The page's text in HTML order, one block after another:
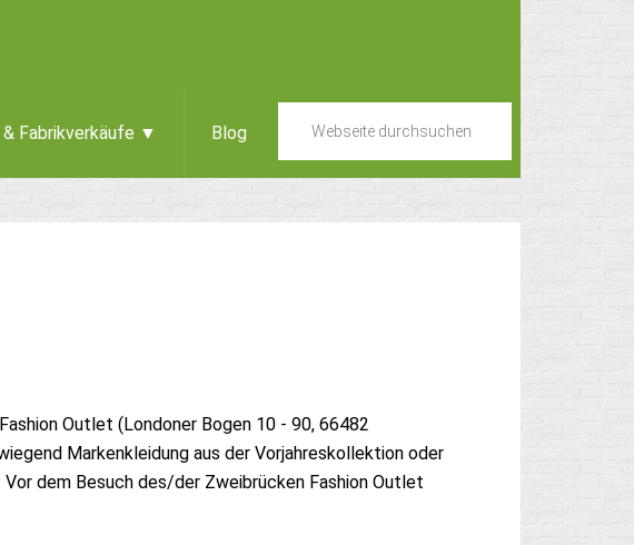
Fabrikverkäufe ▼ Blog
Outlet (Londoner Bogen 10 - 90, 66482
Markenkleidung aus der Vorjahreskollektion oder
dem Besuch des/der Zweibrücken Fashion Outlet